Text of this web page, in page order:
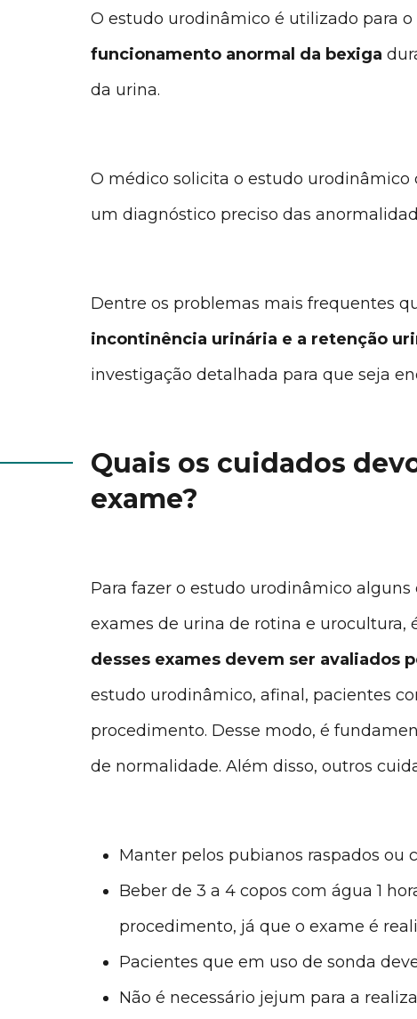
O estudo urodinâmico é utilizado para o
funcionamento anormal da bexiga
da urina.
O médico solicita o estudo
um diagnóstico preciso das
Dentre os problemas mais frequentes
incontinência urinária e a retenção
investigação detalhada para que seja
Quais os cuidados
exame?
Para fazer o estudo urodinâmico alguns
exames de urina de rotina e urocultura,
desses exames devem ser avaliados
estudo urodinâmico, afinal, pacientes
procedimento. Desse modo, é
de normalidade. Além disso, outros
Manter pelos pubianos raspados ou
Beber de 3 a 4 copos com água 1
procedimento, já que o exame é
Pacientes que em uso de sonda
Não é necessário jejum para a